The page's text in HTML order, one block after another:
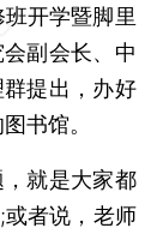
开学暨脚里
副会长、中
提出，办好
书馆。
就是大家都
者说，老师